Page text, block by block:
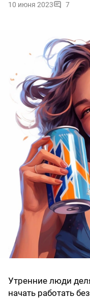
10 июня 2023 7
Утренние люди
начать работать